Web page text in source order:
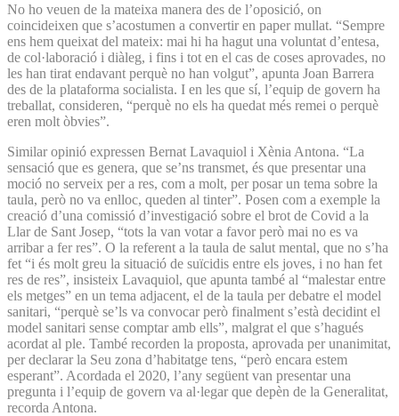
No ho veuen de la mateixa manera des de l’oposició, on
coincideixen que s’acostumen a convertir en paper mullat. “Sempre
ens hem queixat del mateix: mai hi ha hagut una voluntat d’entesa,
de col·laboració i diàleg, i fins i tot en el cas de coses aprovades, no
les han tirat endavant perquè no han volgut”, apunta Joan Barrera
des de la plataforma socialista. I en les que sí, l’equip de govern ha
treballat, consideren, “perquè no els ha quedat més remei o perquè
eren molt òbvies”.
Similar opinió expressen Bernat Lavaquiol i Xènia Antona. “La
sensació que es genera, que se’ns transmet, és que presentar una
moció no serveix per a res, com a molt, per posar un tema sobre la
taula, però no va enlloc, queden al tinter”. Posen com a exemple la
creació d’una comissió d’investigació sobre el brot de Covid a la
Llar de Sant Josep, “tots la van votar a favor però mai no es va
arribar a fer res”. O la referent a la taula de salut mental, que no s’ha
fet “i és molt greu la situació de suïcidis entre els joves, i no han fet
res de res”, insisteix Lavaquiol, que apunta també al “malestar entre
els metges” en un tema adjacent, el de la taula per debatre el model
sanitari, “perquè se’ls va convocar però finalment s’està decidint el
model sanitari sense comptar amb ells”, malgrat el que s’hagués
acordat al ple. També recorden la proposta, aprovada per unanimitat,
per declarar la Seu zona d’habitatge tens, “però encara estem
esperant”. Acordada el 2020, l’any següent van presentar una
pregunta i l’equip de govern va al·legar que depèn de la Generalitat,
recorda Antona.